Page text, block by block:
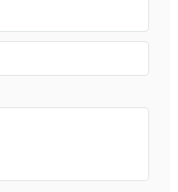
组合的多样化。
市者和偶尔交易者。提供固定的佣金费
日内股票交易者设计，对亏损交易免
频繁交易者，提供固定月费的无限衍